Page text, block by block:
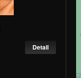
Detail